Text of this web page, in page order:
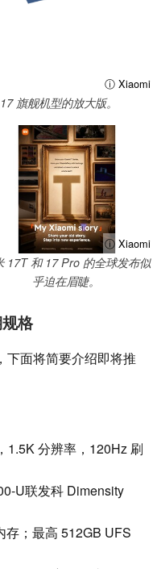
ⓘ Xiaomi
旗舰机型的放大版。
ⓘ Xiaomi
17T 和 17 Pro 的全球发布似
乎迫在眉睫。
格
下面将简要介绍即将推
1.5K 分辨率，120Hz 刷
U联发科 Dimensity
；最高 512GB UFS